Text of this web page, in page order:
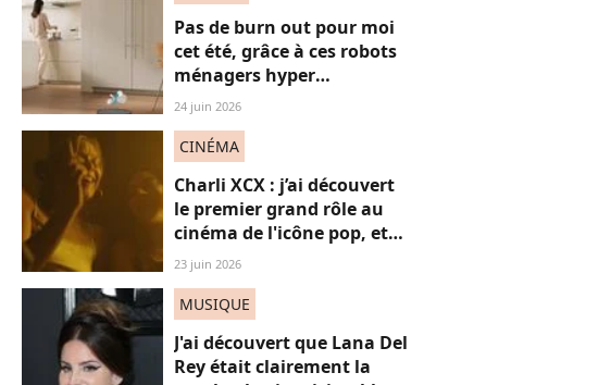
Pas de burn out pour moi
cet été, grâce à ces robots
ménagers hyper
performants
24 juin 2026
CINÉMA
Charli XCX : j’ai découvert
le premier grand rôle au
cinéma de l'icône pop, et
c'est un vrai OVNI
23 juin 2026
MUSIQUE
J'ai découvert que Lana Del
Rey était clairement la